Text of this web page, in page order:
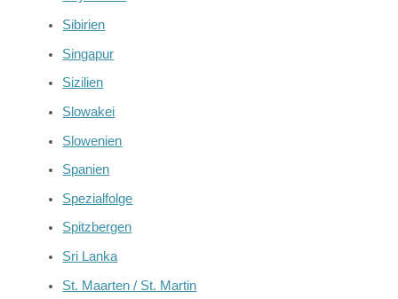
Sibirien
Singapur
Sizilien
Slowakei
Slowenien
Spanien
Spezialfolge
Spitzbergen
Sri Lanka
St. Maarten / St. Martin